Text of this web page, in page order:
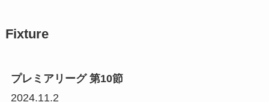
Fixture
プレミアリーグ 第10節
2024.11.2